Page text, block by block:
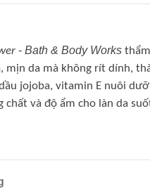
- Bath & Body Works
mịn da mà không rít dính,
jojoba, vitamin E nuôi
chất và độ ẩm cho làn da